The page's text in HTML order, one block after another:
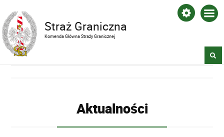
Straż Graniczna
Komenda Główna Straży Granicznej
Aktualności